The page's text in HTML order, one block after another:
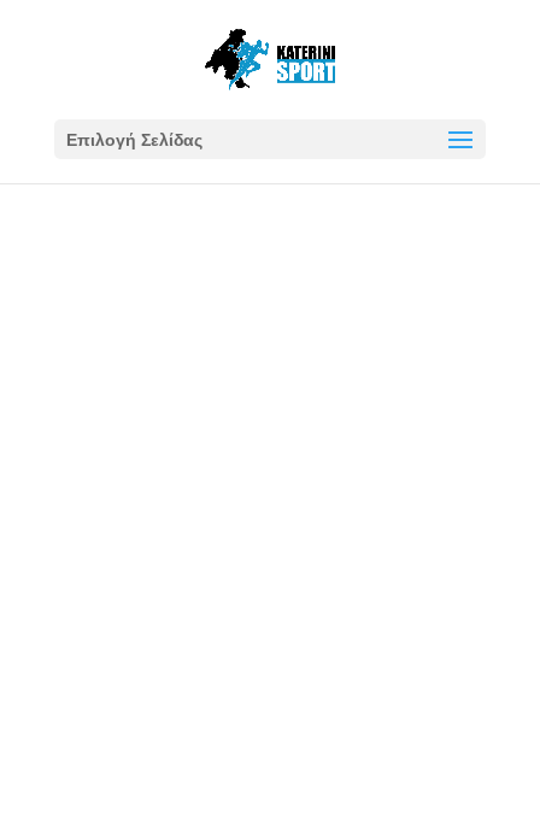
Επιλογή Σελίδας